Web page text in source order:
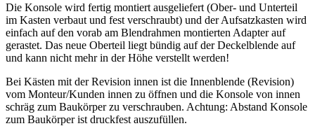
Die Konsole wird fertig montiert ausgeliefert (Ober- und Unterteil
im Kasten verbaut und fest verschraubt) und der Aufsatzkasten wird
einfach auf den vorab am Blendrahmen montierten Adapter auf
gerastet. Das neue Oberteil liegt bündig auf der Deckelblende auf
und kann nicht mehr in der Höhe verstellt werden!
Bei Kästen mit der Revision innen ist die Innenblende (Revision)
vom Monteur/Kunden innen zu öffnen und die Konsole von innen
schräg zum Baukörper zu verschrauben. Achtung: Abstand Konsole
zum Baukörper ist druckfest auszufüllen.